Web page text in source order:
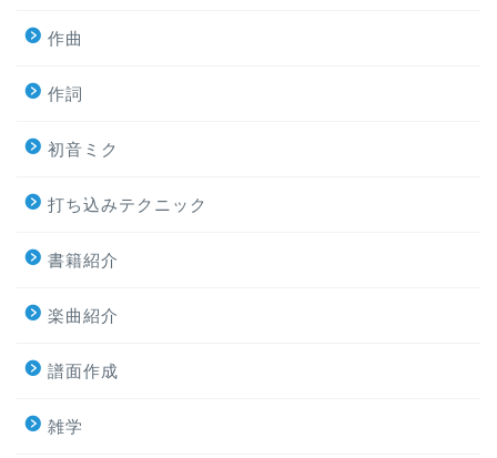
作曲
作詞
初音ミク
打ち込みテクニック
書籍紹介
楽曲紹介
譜面作成
雑学